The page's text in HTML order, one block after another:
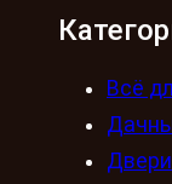
Всё
Двери